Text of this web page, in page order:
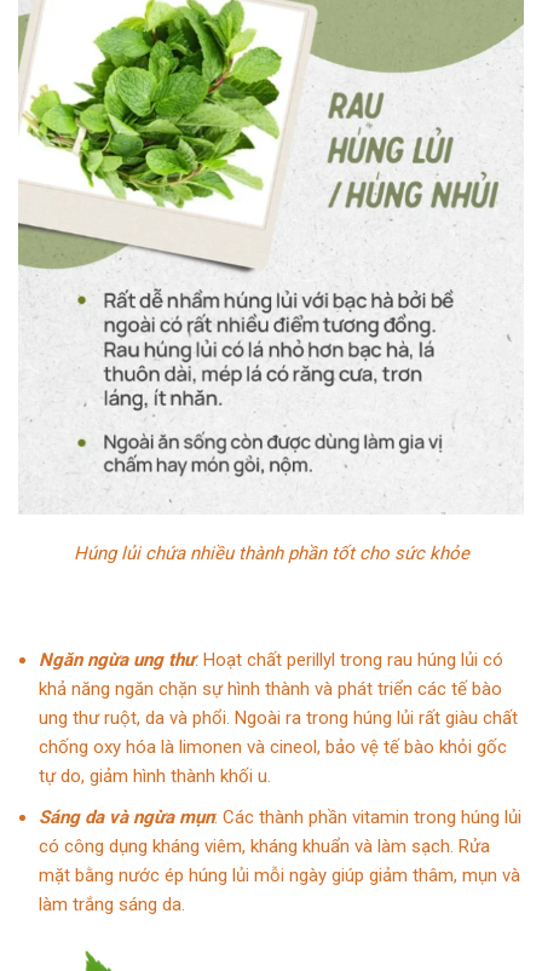
Húng lủi chứa nhiều thành phần tốt cho sức khỏe
Ngăn ngừa ung thư: Hoạt chất perillyl trong rau húng lủi có
khả năng ngăn chặn sự hình thành và phát triển các tế bào
ung thư ruột, da và phổi. Ngoài ra trong húng lủi rất giàu chất
chống oxy hóa là limonen và cineol, bảo vệ tế bào khỏi gốc
tự do, giảm hình thành khối u.
Sáng da và ngừa mụn: Các thành phần vitamin trong húng lủi
có công dụng kháng viêm, kháng khuẩn và làm sạch. Rửa
mặt bằng nước ép húng lủi mỗi ngày giúp giảm thâm, mụn và
làm trắng sáng da.